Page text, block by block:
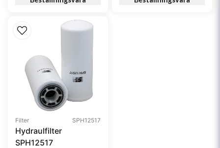
Filter SPH12517
Hydraulfilter
SPH12517